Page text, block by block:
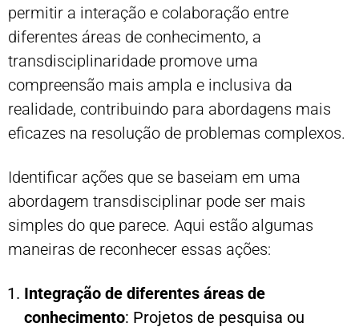
permitir a interação e colaboração entre
diferentes áreas de conhecimento, a
transdisciplinaridade promove uma
compreensão mais ampla e inclusiva da
realidade, contribuindo para abordagens mais
eficazes na resolução de problemas complexos.
Identificar ações que se baseiam em uma
abordagem transdisciplinar pode ser mais
simples do que parece. Aqui estão algumas
maneiras de reconhecer essas ações:
Integração de diferentes áreas de
conhecimento: Projetos de pesquisa ou